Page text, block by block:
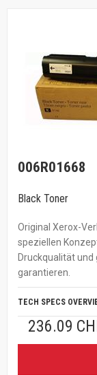
006R01668
Black Toner
Original Xerox-
speziellen
Druckqualität
garantieren.
TECH SPECS
236.09